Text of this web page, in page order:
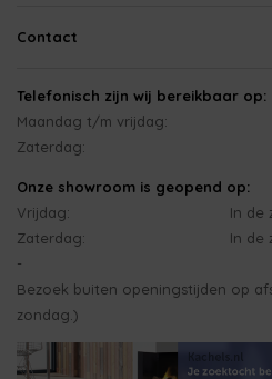
Contact
Telefonisch zijn wij bereikbaar op:
Maandag t/m vrijdag:
Zaterdag:
Onze showroom is geopend op:
Vrijdag:
In de
Zaterdag:
In de
-
Bezoek buiten openingstijden op
zondag.)